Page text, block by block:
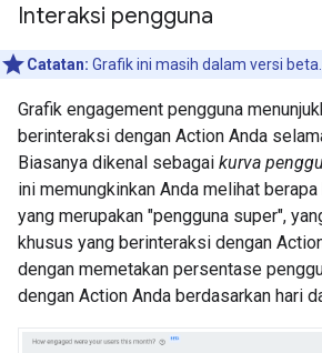
Interaksi pengguna
Catatan: Grafik ini masih dalam versi beta.
Grafik engagement pengguna
berinteraksi dengan Action Anda
Biasanya dikenal sebagai kurva
ini memungkinkan Anda melihat
yang merupakan "pengguna super",
khusus yang berinteraksi dengan
dengan memetakan persentase
dengan Action Anda berdasarkan hari